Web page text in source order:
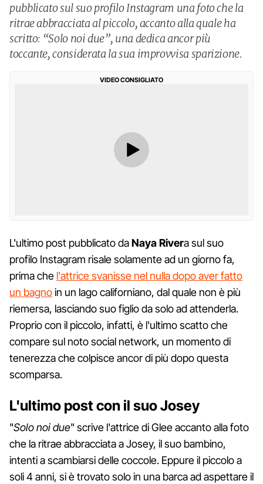
pubblicato sul suo profilo Instagram una foto che la
ritrae abbracciata al piccolo, accanto alla quale ha
scritto: “Solo noi due”, una dedica ancor più
toccante, considerata la sua improvvisa sparizione.
VIDEO CONSIGLIATO
L'ultimo post pubblicato daNaya Rivera sul suo
profilo Instagram risale solamente ad un giorno fa,
prima che l'attrice svanisse nel nulla dopo aver fatto
un bagnoin un lago californiano, dal quale non è più
riemersa, lasciando suo figlio da solo ad attenderla.
Proprio con il piccolo, infatti, è l'ultimo scatto che
compare sul noto social network, un momento di
tenerezza che colpisce ancor di più dopo questa
scomparsa.
L'ultimo post con il suo Josey
"Solo noi due" scrive l'attrice di Glee accanto alla foto
che la ritrae abbracciata a Josey, il suo bambino,
intenti a scambiarsi delle coccole. Eppure il piccolo a
soli 4 anni, si è trovato solo in una barca ad aspettare il